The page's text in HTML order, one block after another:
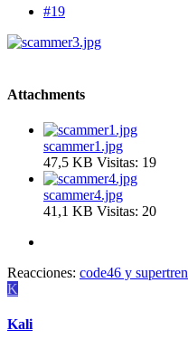
#19
Attachments
scammer1.jpg
47,5 KB Visitas: 19
scammer4.jpg
41,1 KB Visitas: 20
Reacciones: code46 y supertren
K
Kali